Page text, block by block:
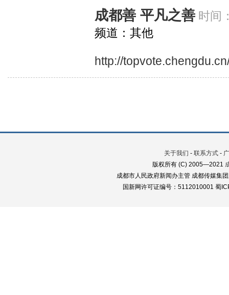
成都善 平凡之善 时间
频道：其他
http://
关于我们 - 联系方式 -
版权所有 (C) 2005—2021
成都市人民政府新闻办主管 成都传媒集
国新网许可证编号：5112010001 蜀